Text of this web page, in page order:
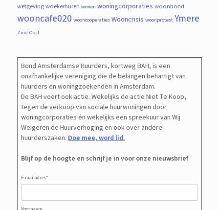
wetgevingwoekerhuren wonen woningcorporaties woonbond
wooncafe020 wooncooperaties Wooncrisis woonprotest Ymere
Zuid-Oost
Bond Amsterdamse Huurders, kortweg BAH, is een
onafhankelijke vereniging die de belangen behartigt van
huurders en woningzoekenden in Amsterdam.
De BAH voert ook actie. Wekelijks de actie Niet Te Koop,
tegen de verkoop van sociale huurwoningen door
woningcorporaties én wekelijks een spreekuur van Wij
Weigeren de Huurverhoging en ook over andere
huurderszaken. Doe mee, word lid.
Blijf op de hoogte en schrijf je in voor onze nieuwsbrief
E-mailadres*